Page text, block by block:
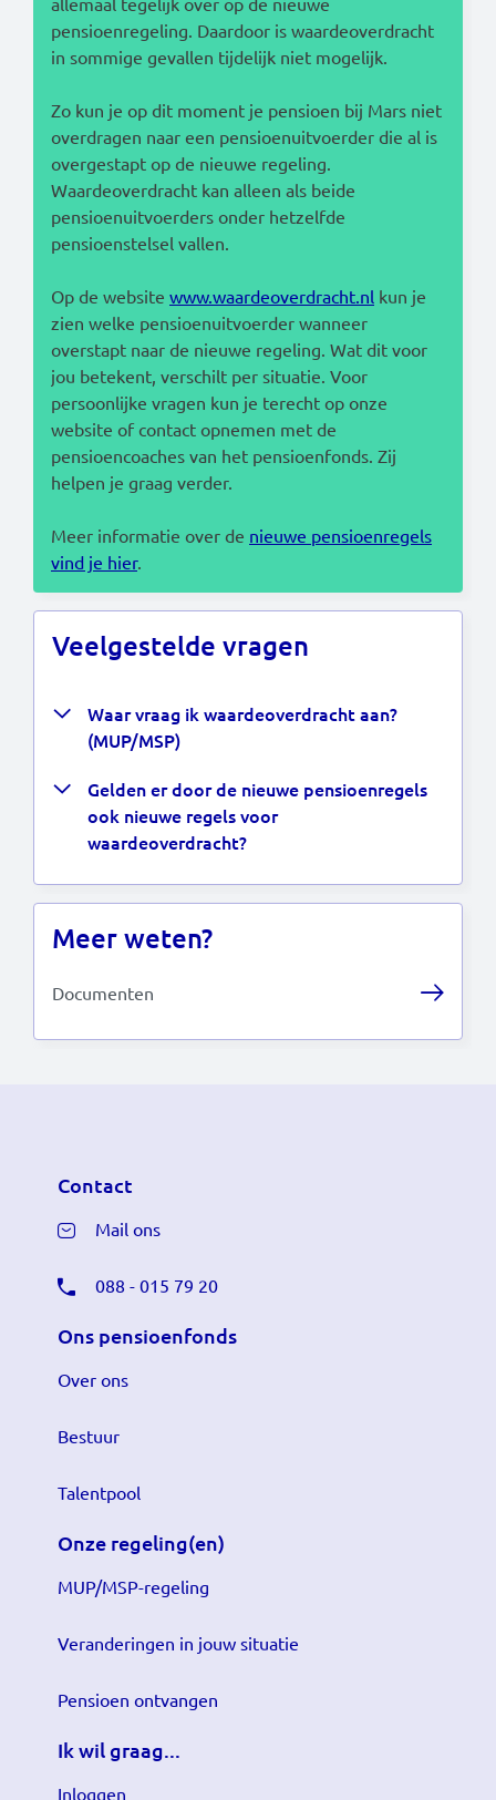
pensioenregeling. Daardoor is waardeoverdracht
in sommige gevallen tijdelijk niet mogelijk.
Zo kun je op dit moment je pensioen bij Mars niet
overdragen naar een pensioenuitvoerder die al is
overgestapt op de nieuwe regeling.
Waardeoverdracht kan alleen als beide
pensioenuitvoerders onder hetzelfde
pensioenstelsel vallen.
Op de website www.waardeoverdracht.nl kun je
zien welke pensioenuitvoerder wanneer
overstapt naar de nieuwe regeling. Wat dit voor
jou betekent, verschilt per situatie. Voor
persoonlijke vragen kun je terecht op onze
website of contact opnemen met de
pensioencoaches van het pensioenfonds. Zij
helpen je graag verder.
Meer informatie over de nieuwe pensioenregels
vind je hier.
Veelgestelde vragen
Waar vraag ik waardeoverdracht aan?
(MUP/MSP)
Gelden er door de nieuwe pensioenregels
ook nieuwe regels voor
waardeoverdracht?
Meer weten?
Documenten
Contact
Mail ons
088 - 015 79 20
Ons pensioenfonds
Over ons
Bestuur
Talentpool
Onze regeling(en)
MUP/MSP-regeling
Veranderingen in jouw situatie
Pensioen ontvangen
Ik wil graag...
Inloggen